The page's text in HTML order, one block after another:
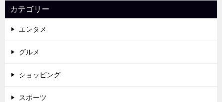
カテゴリー
エンタメ
グルメ
ショッピング
スポーツ